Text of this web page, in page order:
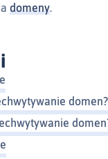
domeny.
domen?